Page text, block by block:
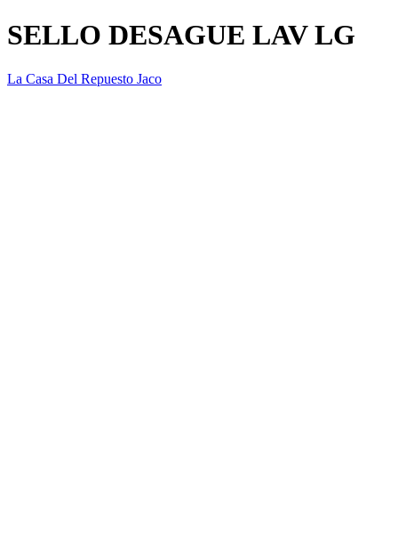
SELLO DESAGUE LAV LG
La Casa Del Repuesto Jaco